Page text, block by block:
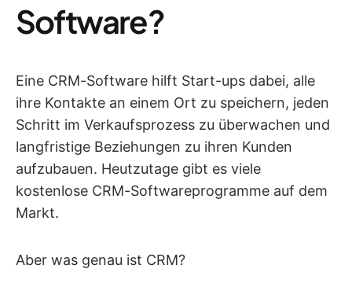
Software?
Eine CRM-Software hilft Start-ups dabei, alle
ihre Kontakte an einem Ort zu speichern, jeden
Schritt im Verkaufsprozess zu überwachen und
langfristige Beziehungen zu ihren Kunden
aufzubauen. Heutzutage gibt es viele
kostenlose CRM-Softwareprogramme auf dem
Markt.
Aber was genau ist CRM?